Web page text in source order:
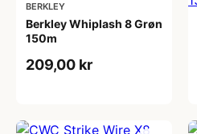
BERKLEY
Berkley Whiplash 8 Grøn
150m
209,00 kr